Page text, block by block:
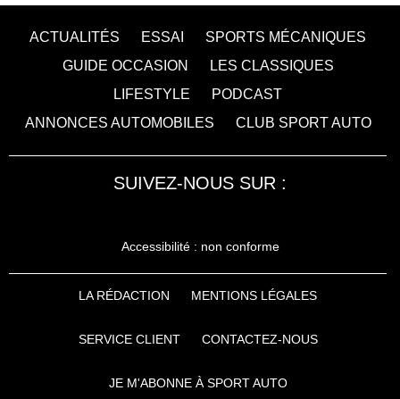
ACTUALITÉS ESSAI
SPORTS MÉCANIQUES
GUIDE OCCASION
LES CLASSIQUES
LIFESTYLE
PODCAST
ANNONCES AUTOMOBILES
CLUB SPORT AUTO
SUIVEZ-NOUS SUR :
Accessibilité : non conforme
LA RÉDACTION MENTIONS LÉGALES
SERVICE CLIENT CONTACTEZ-NOUS
JE M'ABONNE À SPORT AUTO